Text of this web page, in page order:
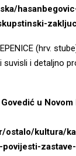
(hrv.
suvisli i detaljno
u Novom
ostalo/kultura/